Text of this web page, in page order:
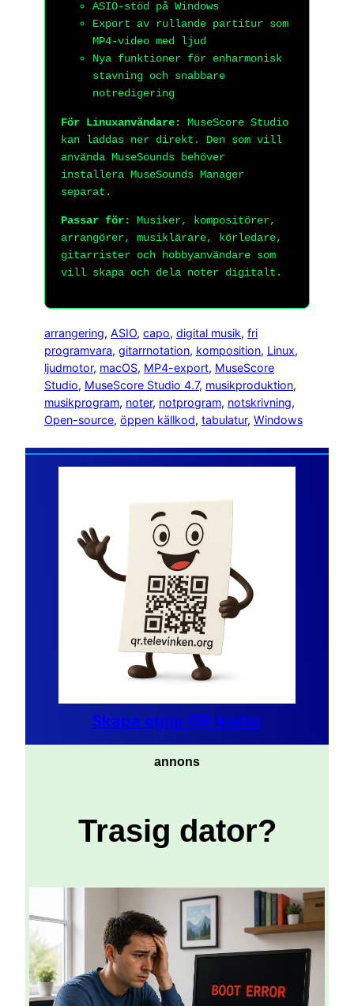
ASIO-stöd på Windows
Export av rullande partitur som
MP4-video med ljud
Nya funktioner för enharmonisk
stavning och snabbare
notredigering
För Linuxanvändare:
MuseScore Studio
kan laddas ner direkt. Den som vill
använda MuseSounds behöver
installera MuseSounds Manager
separat.
Passar för:
Musiker, kompositörer,
arrangörer, musiklärare, körledare,
gitarrister och hobbyanvändare som
vill skapa och dela noter digitalt.
arrangering, ASIO, capo, digital musik, fri
programvara, gitarrnotation, komposition, Linux
ljudmotor, macOS, MP4-export, MuseScore
Studio, MuseScore Studio 4.7, musikproduktion
musikprogram, noter, notprogram, notskrivning
Open-source, öppen källkod, tabulatur, Windows
Skapa egna QR-koder
annons
Trasig dator?